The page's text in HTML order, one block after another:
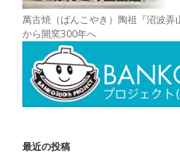
萬古焼（ばんこやき）陶祖『沼波
から開窯300年へ
最近の投稿